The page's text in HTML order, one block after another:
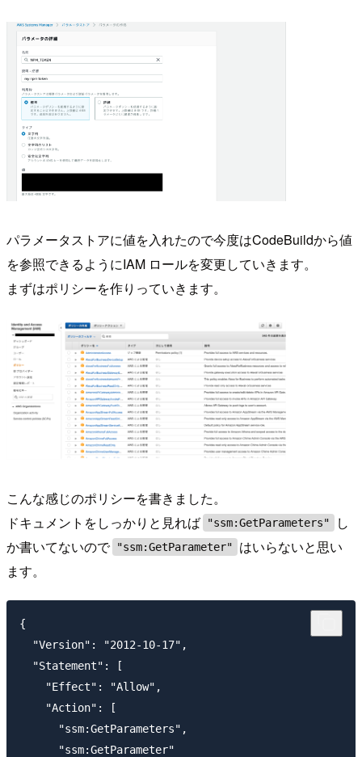
パラメータストアに値を入れたので今度はCodeBuildから値
を参照できるようにIAM ロールを変更していきます。
まずはポリシーを作りっていきます。
こんな感じのポリシーを書きました。
ドキュメントをしっかりと見れば
"ssm:GetParameters"
し
か書いてないので
"ssm:GetParameter"
はいらないと思い
ます。
{
  "Version": "2012-10-17",
  "Statement": [
    "Effect": "Allow",
    "Action": [
      "ssm:GetParameters",
      "ssm:GetParameter"